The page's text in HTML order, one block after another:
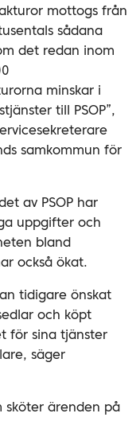
mottogs från
sådana
det redan inom
minskar i
till PSOP”,
samkommun för
av PSOP har
uppgifter och
bland
också ökat.
tidigare önskat
och köpt
för sina tjänster
säger
sköter ärenden på